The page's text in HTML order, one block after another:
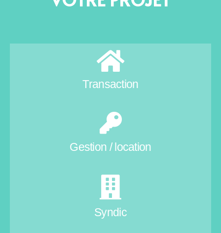
Transaction
Gestion / location
Syndic